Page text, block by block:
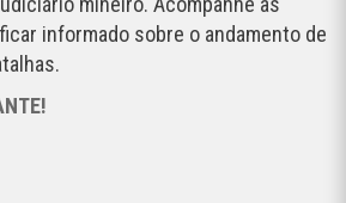
informado sobre o andamento de